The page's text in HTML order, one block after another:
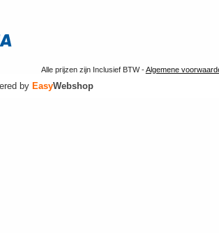
Alle prijzen zijn Inclusief BTW -Algemene
by EasyWebshop